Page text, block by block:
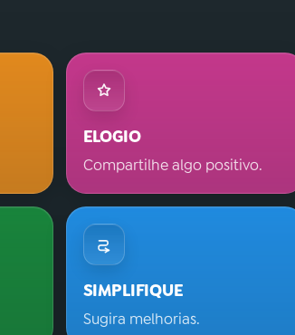
ELOGIO
Compartilhe algo positivo.
SIMPLIFIQUE
Sugira melhorias.